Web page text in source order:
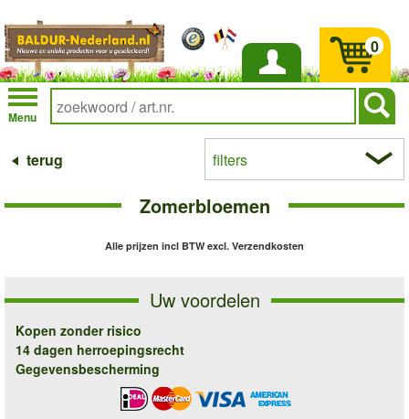
Inloggen
Menu
0
terug filters
Zomerbloemen
Alle prijzen incl BTW excl. Verzendkosten
Uw voordelen
Kopen zonder risico
14 dagen herroepingsrecht
Gegevensbescherming